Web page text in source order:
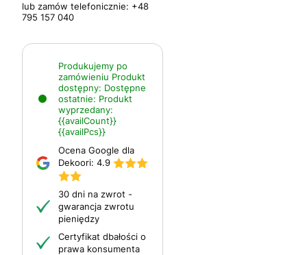
lub zamów telefonicznie: +48
795 157 040
Produkujemy po
zamówieniu Produkt
dostępny: Dostępne
ostatnie: Produkt
wyprzedany:
{{availCount}}
{{availPcs}}
Ocena Google dla
Dekoori: 4.9
30 dni na zwrot -
gwarancja zwrotu
pieniędzy
Certyfikat dbałości o
prawa konsumenta